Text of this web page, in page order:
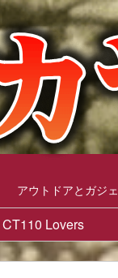
アウトドアとガジ
CT110 Lovers